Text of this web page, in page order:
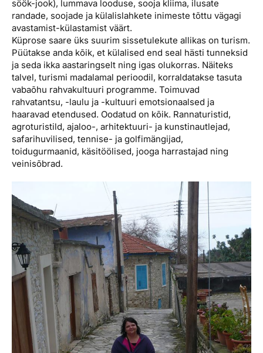
söök-jook), lummava looduse, sooja kliima, ilusate
randade, soojade ja külalislahkete inimeste tõttu vägagi
avastamist-külastamist väärt.
Küprose saare üks suurim sissetulekute allikas on turism.
Püütakse anda kõik, et külalised end seal hästi tunneksid
ja seda ikka aastaringselt ning igas olukorras. Näiteks
talvel, turismi madalamal perioodil, korraldatakse tasuta
vabaõhu rahvakultuuri programme. Toimuvad
rahvatantsu, -laulu ja -kultuuri emotsionaalsed ja
haaravad etendused. Oodatud on kõik. Rannaturistid,
agroturistild, ajaloo-, arhitektuuri- ja kunstinautlejad,
safarihuvilised, tennise- ja golfimängijad,
toidugurmaanid, käsitöölised, jooga harrastajad ning
veinisõbrad.